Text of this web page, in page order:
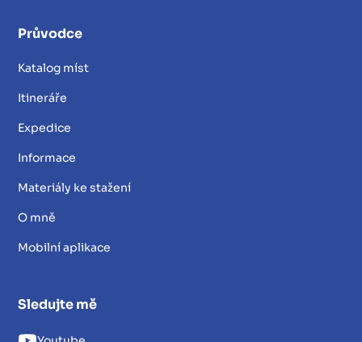
Průvodce
Katalog míst
Itineráře
Expedice
Informace
Materiály ke stažení
O mně
Mobilní aplikace
Sledujte mě